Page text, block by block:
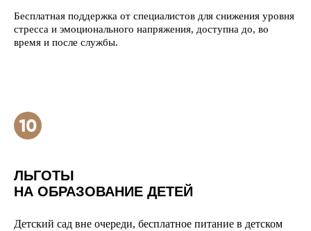
Бесплатная поддержка от специалистов для снижения уровня
стресса и эмоционального напряжения, доступна до, во
время и после службы.
ЛЬГОТЫ
НА ОБРАЗОВАНИЕ ДЕТЕЙ
Детский сад вне очереди, бесплатное питание в детском